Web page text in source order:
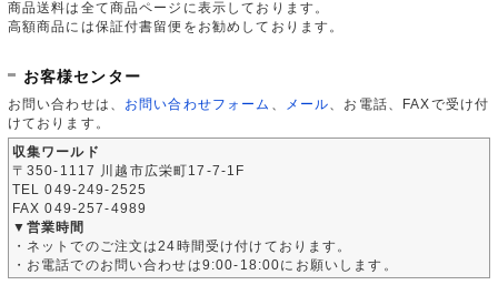
商品送料は全て商品ページに表示しております。
高額商品には保証付書留便をお勧めしております。
お客様センター
お問い合わせは、 お問い合わせフォーム メール 、お電話、FAXで受け付
けております。
収集ワールド
〒350-1117 川越市広栄町17-7-1F
TEL 049-249-2525
FAX 049-257-4989
▼営業時間
・ネットでのご注文は24時間受け付けております。
・お電話でのお問い合わせは9:00-18:00にお願いします。